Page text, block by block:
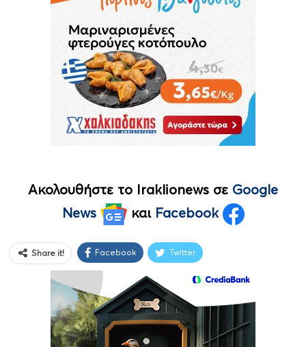
Ακολουθήστε το Iraklionews σε Google
News
και Facebook
Share it! Facebook Twitter